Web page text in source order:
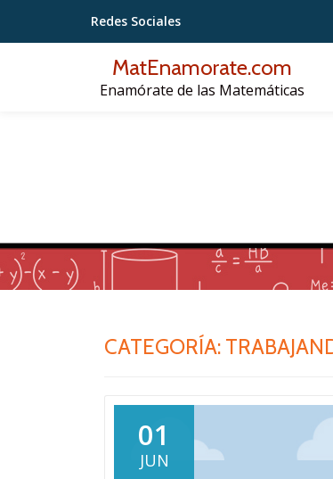
Saltar
Redes Sociales
MatEnamorate.com
Enamórate de las Matemáticas
CATEGORÍA:
01
JUN